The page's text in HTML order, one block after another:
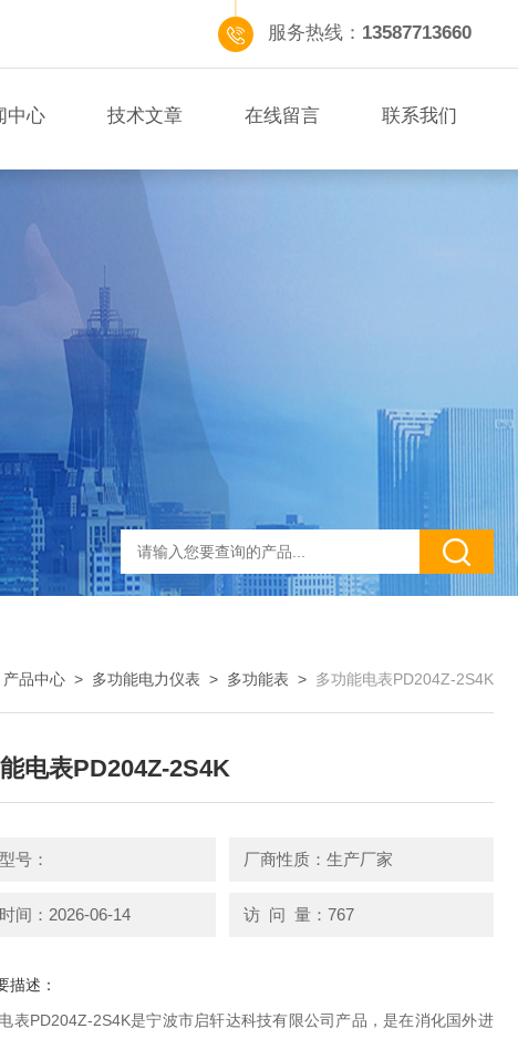
服务热线： 13587713660
中心 技术文章 在线留言 联系我们
产品中心 > 多功能电力仪表 > 多功能表 > 多功能电表PD204Z-2S4K
电表PD204Z-2S4K
号： 厂商性质：生产厂家
间：2026-06-14 访 问 量：767
描述：
表PD204Z-2S4K是宁波市启轩达科技有限公司产品，是在消化国外进